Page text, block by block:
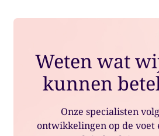
Weten wat
kunnen
Onze specialisten
ontwikkelingen op de voet